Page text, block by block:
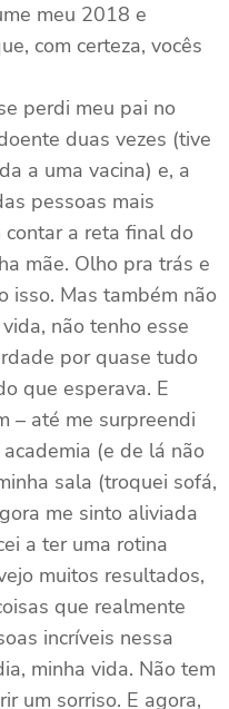
meu 2018 e
com certeza, vocês
perdi meu pai no
duas vezes (tive
a uma vacina) e, a
pessoas mais
a reta final do
mãe. Olho pra trás e
isso. Mas também não
não tenho esse
por quase tudo
que esperava. E
– até me surpreendi
(e de lá não
sala (troquei sofá,
me sinto aliviada
a ter uma rotina
muitos resultados,
que realmente
incríveis nessa
minha vida. Não tem
um sorriso. E agora,